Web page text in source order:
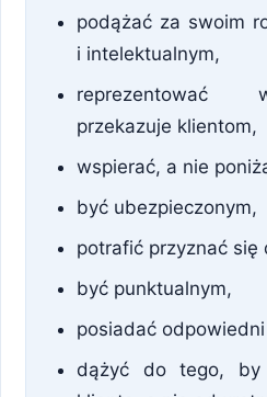
podążać za swoim
i intelektualnym,
reprezentować
przekazuje klientom,
wspierać, a nie
być ubezpieczonym,
potrafić przyznać się
być punktualnym,
posiadać
dążyć do tego,